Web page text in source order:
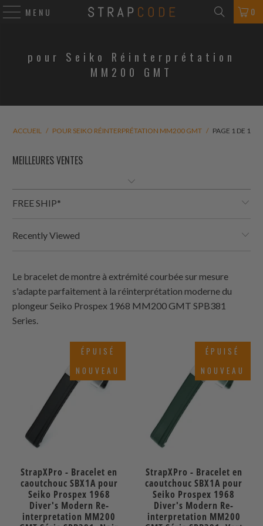
MENU 0
pour Seiko Réinterprétation
MM200 GMT
ACCUEIL / POUR SEIKO RÉINTERPRÉTATION MM200 GMT / PAGE 1 DE 1
FREE SHIP*
Recently Viewed
Le bracelet de montre à extrémité courbée sur mesure
s'adapte parfaitement à la réinterprétation moderne du
plongeur Seiko Prospex 1968 MM200 GMT SPB381
Series.
ÉPUISÉ
NOUVEAU
StrapXPro - Bracelet en
caoutchouc SBX1A pour
Seiko Prospex 1968
Diver's Modern Re-
interpretation MM200
ÉPUISÉ
NOUVEAU
StrapXPro - Bracelet en
caoutchouc SBX1A pour
Seiko Prospex 1968
Diver's Modern Re-
interpretation MM200